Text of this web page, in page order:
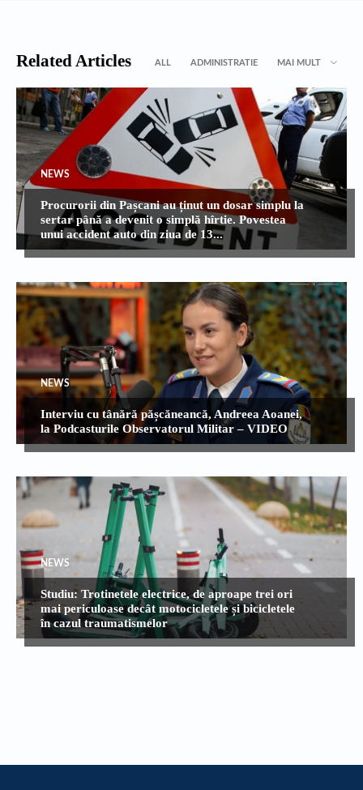
Related Articles ALL ADMINISTRATIE MAI MULT
NEWS
Procurorii din Pașcani au ținut un dosar simplu la
sertar până a devenit o simplă hîrtie. Povestea
unui accident auto din ziua de 13...
NEWS
Interviu cu tânără pășcăneancă, Andreea Aoanei,
la Podcasturile Observatorul Militar – VIDEO
NEWS
Studiu: Trotinetele electrice, de aproape trei ori
mai periculoase decât motocicletele și bicicletele
în cazul traumatismelor